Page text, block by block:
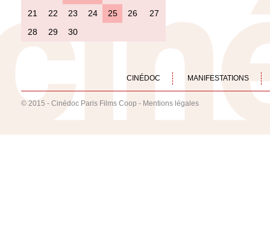
21
22 23 24 25 26
27
28
29 30
CINÉDOC MANIFESTATIONS
© 2015 - Cinédoc Paris Films Coop - Mentions légales